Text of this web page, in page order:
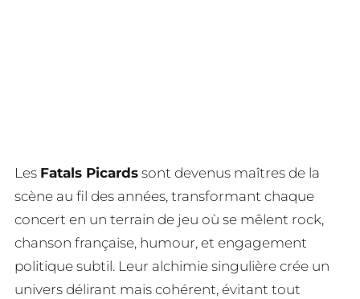
Les Fatals Picards sont devenus maîtres de la
scène au fil des années, transformant chaque
concert en un terrain de jeu où se mêlent rock,
chanson française, humour, et engagement
politique subtil. Leur alchimie singulière crée un
univers délirant mais cohérent, évitant tout